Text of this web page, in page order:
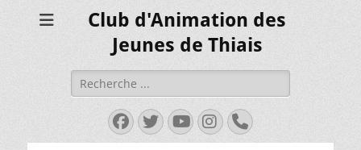
Club d'Animation des
Jeunes de Thiais
Rechercher :
Facebook
Twitter
YouTube
Instagram
Tél